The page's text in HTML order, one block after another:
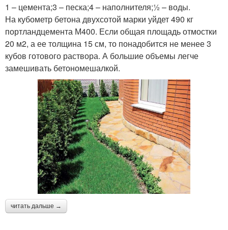
1 – цемента;3 – песка;4 – наполнителя;½ – воды.
На кубометр бетона двухсотой марки уйдет 490 кг
портландцемента М400. Если общая площадь отмостки
20 м2, а ее толщина 15 см, то понадобится не менее 3
кубов готового раствора. А большие объемы легче
замешивать бетономешалкой.
читать дальше →